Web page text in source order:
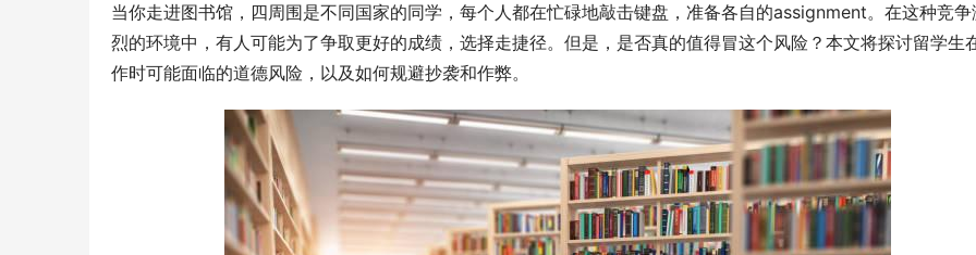
当你走进图书馆，四周围是不同国家的同学，每个人都在忙碌地敲击键盘，准备各自的assignment。在这种竞争
烈的环境中，有人可能为了争取更好的成绩，选择走捷径。但是，是否真的值得冒这个风险？本文将探讨留学生
作时可能面临的道德风险，以及如何规避抄袭和作弊。